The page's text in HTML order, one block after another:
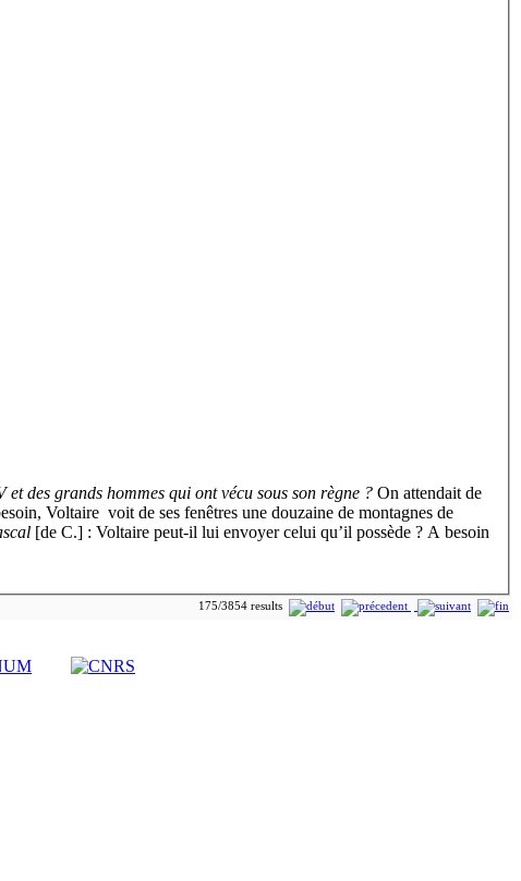
et des grands hommes qui ont vécu sous son règne ? On attendait de
Voltaire voit de ses fenêtres une douzaine de montagnes de
[de C.] : Voltaire peut-il lui envoyer celui qu’il possède ? A besoin
175/3854 results